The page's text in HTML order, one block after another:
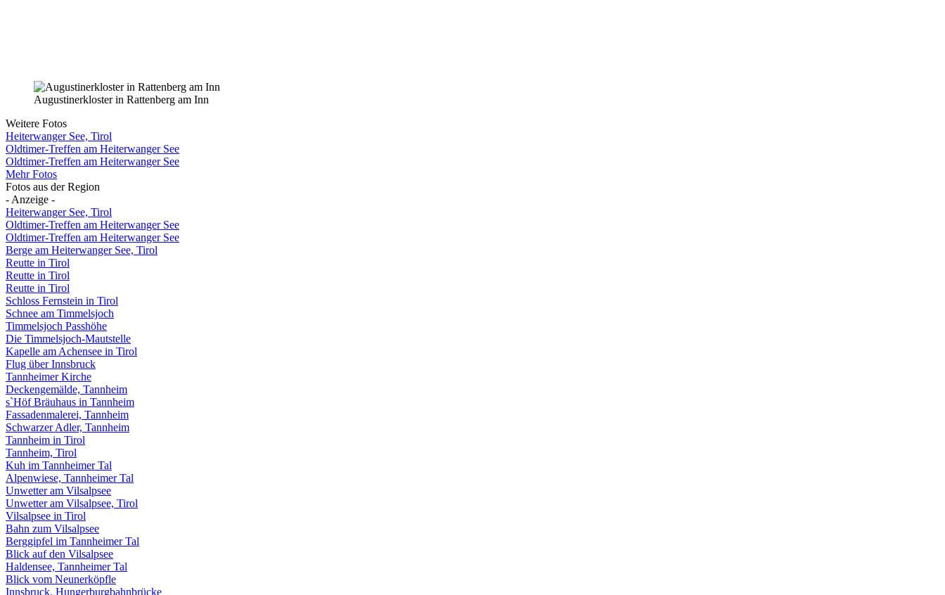
Augustinerkloster in Rattenberg am Inn
Weitere Fotos
Heiterwanger See, Tirol
Oldtimer-Treffen am Heiterwanger See
Oldtimer-Treffen am Heiterwanger See
Mehr Fotos
Fotos aus der Region
- Anzeige -
Heiterwanger See, Tirol
Oldtimer-Treffen am Heiterwanger See
Oldtimer-Treffen am Heiterwanger See
Berge am Heiterwanger See, Tirol
Reutte in Tirol
Reutte in Tirol
Reutte in Tirol
Schloss Fernstein in Tirol
Schnee am Timmelsjoch
Timmelsjoch Passhöhe
Die Timmelsjoch-Mautstelle
Kapelle am Achensee in Tirol
Flug über Innsbruck
Tannheimer Kirche
Deckengemälde, Tannheim
s`Höf Bräuhaus in Tannheim
Fassadenmalerei, Tannheim
Schwarzer Adler, Tannheim
Tannheim in Tirol
Tannheim, Tirol
Kuh im Tannheimer Tal
Alpenwiese, Tannheimer Tal
Unwetter am Vilsalpsee
Unwetter am Vilsalpsee, Tirol
Vilsalpsee in Tirol
Bahn zum Vilsalpsee
Berggipfel im Tannheimer Tal
Blick auf den Vilsalpsee
Haldensee, Tannheimer Tal
Blick vom Neunerköpfle
Innsbruck, Hungerburgbahnbrücke